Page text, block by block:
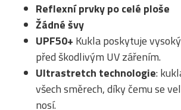
Reflexní prvky po celé ploše
Žádné švy
UPF50+ Kukla poskytuje
před škodlivým UV zářením.
Ultrastretch technologie:
všech směrech, díky čemu se
nosí.